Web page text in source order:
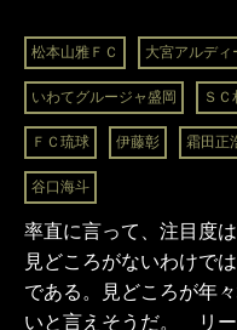
松本山雅ＦＣ 大宮アルディ
いわてグルージャ盛岡 ＳＣ
ＦＣ琉球 伊藤彰 霜田正
谷口海斗
率直に言って、注目度
見どころがないわけで
である。見どころが年
いと言えそうだ。 リー